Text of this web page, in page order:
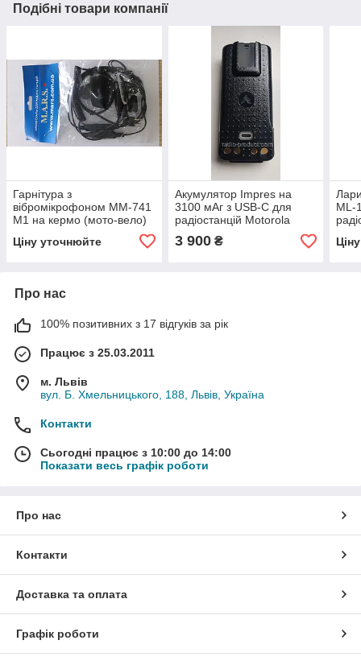
Подібні товари компанії
Гарнітура з
вібромікрофоном MM-741
M1 на кермо (мото-вело)
для радіостанцій Motorola
CP/P/MP
Ціну уточнюйте
Акумулятор Impres на
3100 мАг з USB-C для
радіостанцій Motorola
DP2xxx/4xxx
3 900₴
ML-
Про нас
100% позитивних з 17 відгуків за рік
Працює з 25.03.2011
м. Львів
вул. Б. Хмельницького, 188, Львів, Україна
Контакти
Сьогодні працює з 10:00 до 14:00
Показати весь графік роботи
Про нас
Контакти
Доставка та оплата
Графік роботи